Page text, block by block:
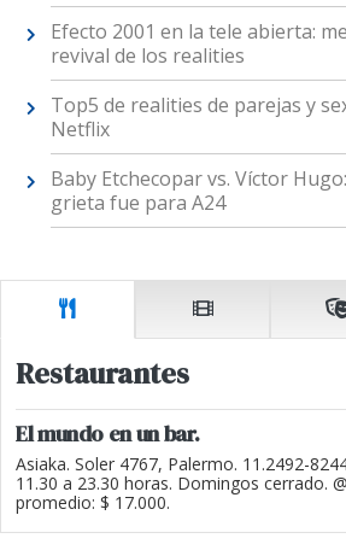
Efecto 2001 en la tele abierta:
revival de los realities
Top5 de realities de parejas y
Netflix
Baby Etchecopar vs. Víctor
grieta fue para A24
Restaurantes
El mundo en un bar.
Asiaka. Soler 4767, Palermo. 11.2492-
11.30 a 23.30 horas. Domingos cerrado.
promedio: $ 17.000.